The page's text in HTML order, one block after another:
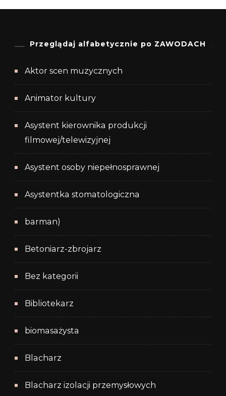
Przeglądaj alfabetycznie po ZAWODACH
Aktor scen muzycznych
Animator kultury
Asystent kierownika produkcji
filmowej/telewizyjnej
Asystent osoby niepełnosprawnej
Asystentka stomatologiczna
barman)
Betoniarz-zbrojarz
Bez kategorii
Bibliotekarz
biomasażysta
Blacharz
Blacharz izolacji przemysłowych